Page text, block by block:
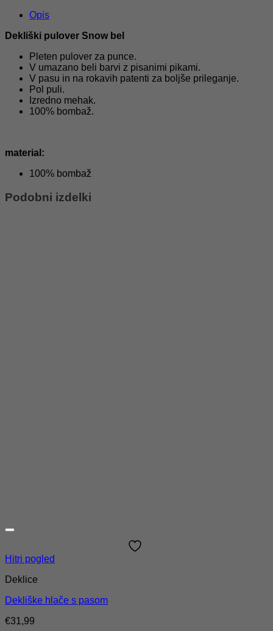
Opis
Dekliški pulover Snow bel
Pleten pulover za punce.
V umazano beli barvi z pisanimi pikami.
V pasu in na rokavih patenti za boljše prileganje.
Pol puli.
Izredno mehak.
100% bombaž.
material:
100% bombaž
Podobni izdelki
Hitri pogled
Deklice
Dekliške hlače s pasom
€31,99